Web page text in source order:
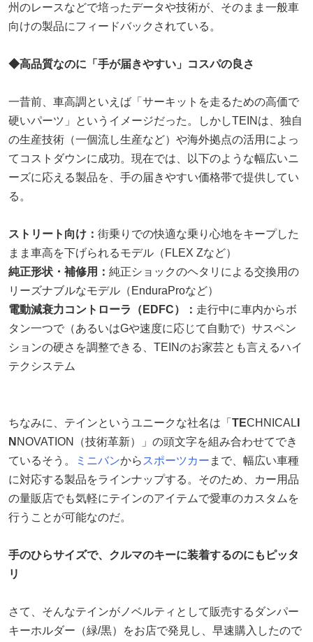
州のレースなどで培ったデータや技術が、そのまま一般車
向けの製品にフィードバックされている。
◆高品質なのに「手が届きやすい」コスパの良さ
一昔前、車高調といえば「サーキットを走るための高価で
硬いパーツ」というイメージだった。しかしTEINは、独自
の生産技術（一個流し生産など）や海外拠点の活用によっ
てコストダウンに成功。現在では、以下のような幅広いニ
ーズに応える製品を、手の届きやすい価格帯で提供してい
る。
ストリート向け： 街乗りでの快適な乗り心地をキープした
まま車高を下げられるモデル（FLEX Zなど）
純正形状・補修用： 純正ショックのヘタリによる交換用の
リーズナブルなモデル（EnduraProなど）
電動減衰力コントローラ（EDFC）： 走行中に車内からボ
タン一つで（あるいはGや速度に応じて自動で）サスペン
ションの硬さを調整できる、TEINのお家芸とも言えるハイ
テクシステム
ちなみに、テインというユニークな社名は「 TECHNICAL
N NOVATION（技術革新）」の頭文字を組み合わせてでき
ているそう。
ミニバンから スポーツカー まで、幅広い車種
に対応する製品をラインナップする。そのため、カー用品
の量販店でも気軽にテインのアイテムで愛車のカスタムを
行うことが可能なのだ。
手のひらサイズで、クルマのキーに装着するのにもピッタ
リ
さて、そんなテインがノベルティとして販売するダンパー
キーホルダー（緑/黒）をお店で発見し、早速購入したので